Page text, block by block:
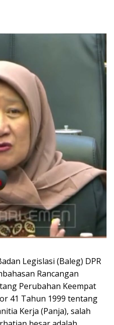
Legislasi (Baleg) DPR
Rancangan
Perubahan Keempat
41 Tahun 1999 tentang
Kerja (Panja), salah